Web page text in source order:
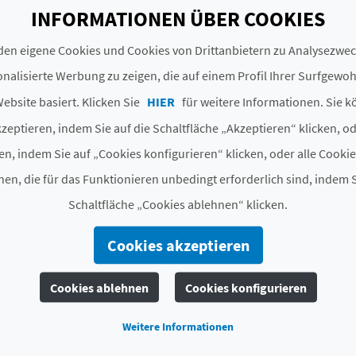
# SPEZIALITÄTEN
Paseos en barca
SIE EBENFALLS
INFORMATIONEN ÜBER COOKIES
eigene Cookies und Cookies von Drittanbietern zu
Werbung zu zeigen, die auf einem Profil Ihrer
basiert. Klicken Sie HIER für weitere Informationen. Sie
indem Sie auf die Schaltfläche „Akzeptieren“ klicken,
indem Sie auf „Cookies konfigurieren“ klicken, oder alle
die für das Funktionieren unbedingt erforderlich sind, indem
Schaltfläche „Cookies ablehnen“ klicken.
Cookies akzeptieren
Cookies ablehnen Cookies konfigurieren
Weitere Informationen